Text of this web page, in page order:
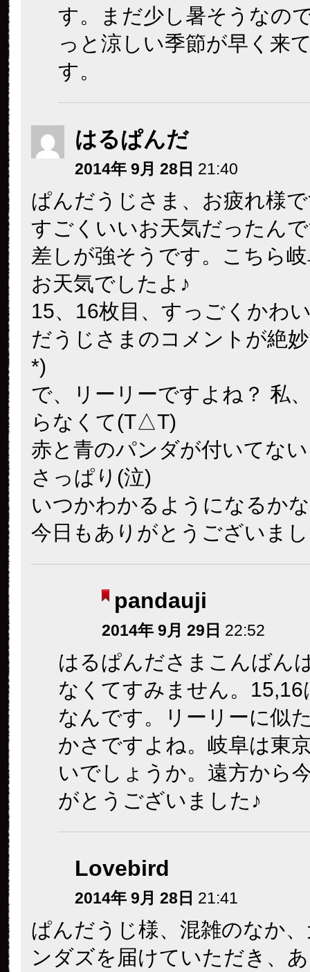
す。まだ少し暑そうなの
っと涼しい季節が早く来
す。
はるぱんだ
2014年 9月 28日 21:40
ぱんだうじさま、お疲れ様
すごくいいお天気だったん
差しが強そうです。こちら
お天気でしたよ♪
15、16枚目、すっごくかわ
だうじさまのコメントが絶
*)
で、リーリーですよね？ 私
らなくて(T△T)
赤と青のパンダが付いてな
さっぱり(泣)
いつかわかるようになるか
今日もありがとうございま
pandauji
2014年 9月 29日 22:52
はるぱんださまこんばん
なくてすみません。
なんです。リーリーに似
かさですよね。岐阜は東
いでしょうか。遠方から
がとうございました♪
Lovebird
2014年 9月 28日 21:41
ぱんだうじ様、混雑のなか
ンダズを届けていただき、